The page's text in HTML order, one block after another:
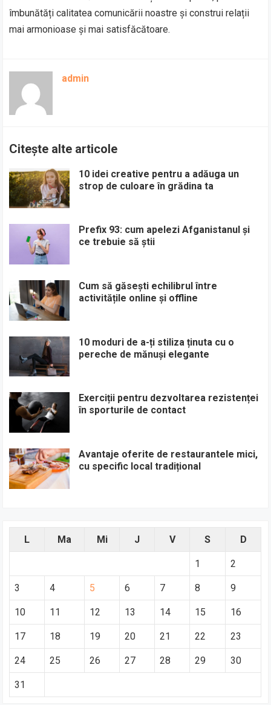
îmbunătăți calitatea comunicării noastre și construi relații
mai armonioase și mai satisfăcătoare.
admin
Citește alte articole
10 idei creative pentru a adăuga un
strop de culoare în grădina ta
Prefix 93: cum apelezi Afganistanul și
ce trebuie să știi
Cum să găsești echilibrul între
activitățile online și offline
10 moduri de a-ți stiliza ținuta cu o
pereche de mănuși elegante
Exerciții pentru dezvoltarea rezistenței
în sporturile de contact
Avantaje oferite de restaurantele mici,
cu specific local tradițional
L Ma Mi J V S D
1 2
3 4 5 6 7 8 9
10 11 12 13 14 15 16
17 18 19 20 21 22 23
24 25 26 27 28 29 30
31